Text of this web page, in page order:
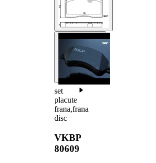
set
placute
frana,frana
disc
VKBP
80609